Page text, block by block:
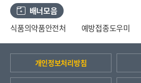
배너모음
식품의약품안전처
예방접종도우미
개인정보처리방침